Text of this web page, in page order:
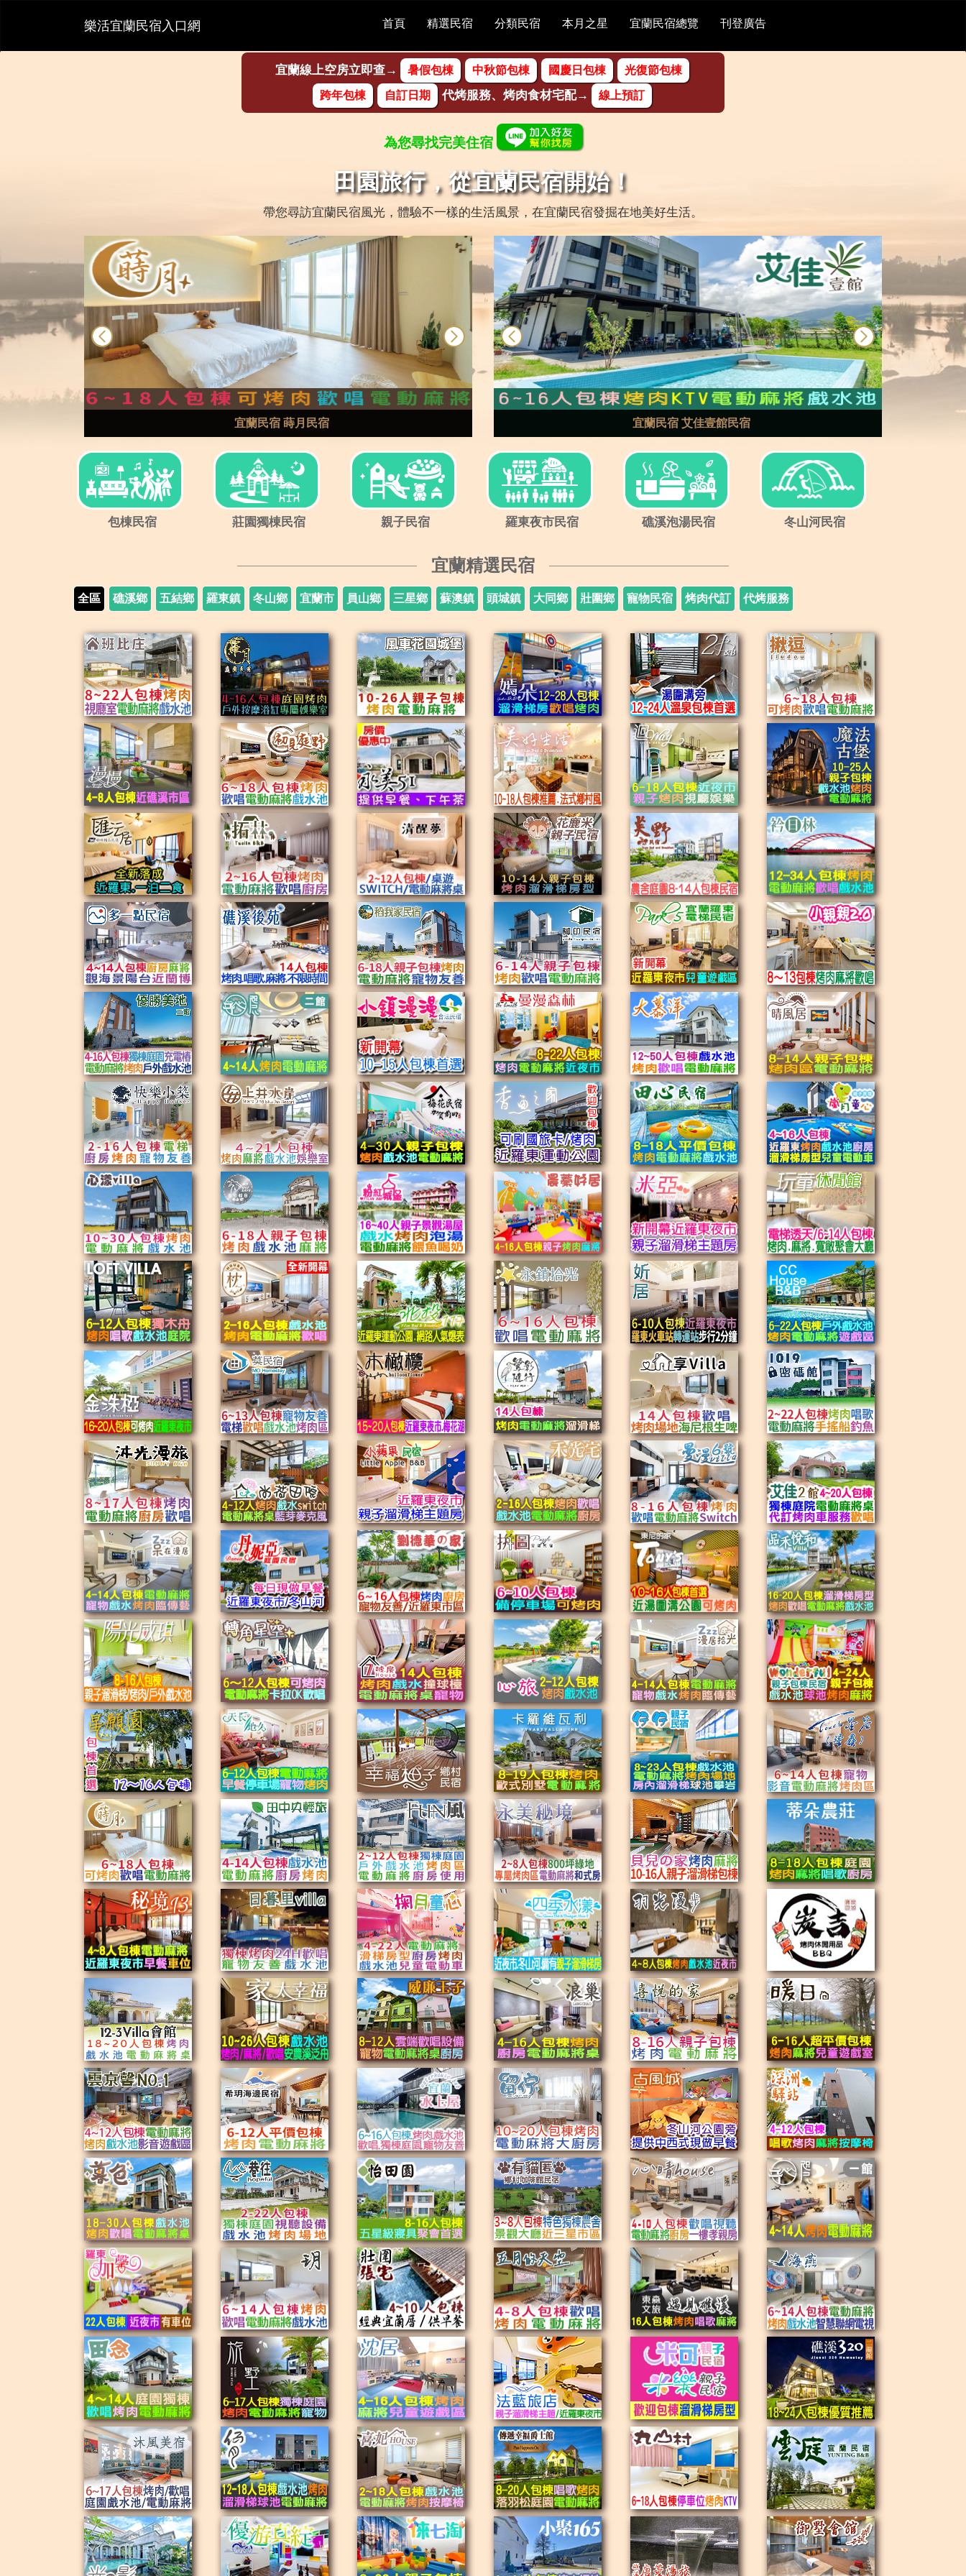
樂活宜蘭民宿入口網 首頁 精選民宿 分類民宿 本月之星 宜蘭民宿總覽 刊登廣告
宜蘭線上空房立即查 暑假包棟 中秋節包棟 國慶日包棟 光復節包棟
跨年包棟 自訂日期 代烤服務、烤肉食材宅配 線上預訂
為您尋找完美住宿
田園旅行，從宜蘭民宿開始！
帶您尋訪宜蘭民宿風光，體驗不一樣的生活風景，在宜蘭民宿發掘在地美好生活。
prev
宜蘭民宿 蒔月民宿
prev next
宜蘭民宿 艾佳壹館民宿
包棟民宿 莊園獨棟民宿 親子民宿 羅東夜市民宿 礁溪泡湯民宿 冬山河民宿
宜蘭精選民宿
全區 礁溪鄉 五結鄉 羅東鎮 冬山鄉 宜蘭市 員山鄉 三星鄉 蘇澳鎮 頭城鎮 大同鄉 壯圍鄉 寵物民宿 烤肉代訂 代烤服務